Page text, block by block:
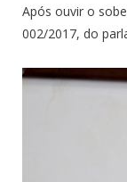
Após ouvir o
002/2017, do